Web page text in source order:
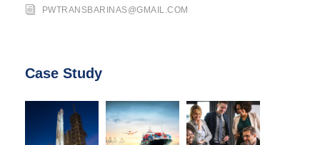
PWTRANSBARINAS@GMAIL.COM
Case Study